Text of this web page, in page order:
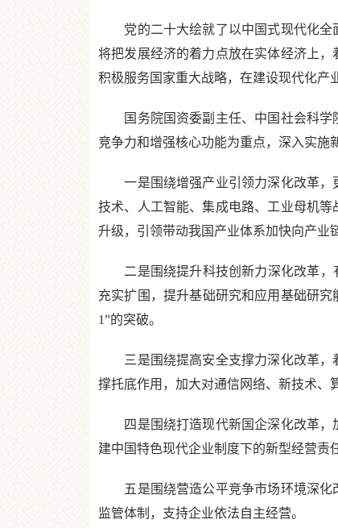
党的二十大绘就了以中国式现代化全
将把发展经济的着力点放在实体经济上
积极服务国家重大战略，在建设现代化产
国务院国资委副主任、中国社会科学
竞争力和增强核心功能为重点，深入实施
一是围绕增强产业引领力深化改革，
技术、人工智能、集成电路、工业母机
升级，引领带动我国产业体系加快向产业
二是围绕提升科技创新力深化改革，
充实扩围，提升基础研究和应用基础研
1”的突破。
三是围绕提高安全支撑力深化改革，
撑托底作用，加大对通信网络、新技术、
四是围绕打造现代新国企深化改革，
建中国特色现代企业制度下的新型经营责
五是围绕营造公平竞争市场环境深化
监管体制，支持企业依法自主经营。